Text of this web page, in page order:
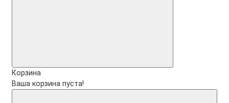
Корзина
Ваша корзина пуста!